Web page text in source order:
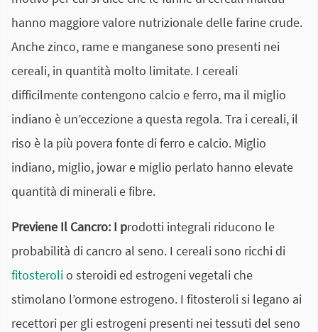
hanno maggiore valore nutrizionale delle farine crude.
Anche zinco, rame e manganese sono presenti nei
cereali, in quantità molto limitate. I cereali
difficilmente contengono calcio e ferro, ma il miglio
indiano è un’eccezione a questa regola. Tra i cereali, il
riso è la più povera fonte di ferro e calcio. Miglio
indiano, miglio, jowar e miglio perlato hanno elevate
quantità di minerali e fibre.
Previene Il Cancro: I prodotti integrali riducono le
probabilità di cancro al seno. I cereali sono ricchi di
fitosterolio steroidi ed estrogeni vegetali che
stimolano l’ormone estrogeno. I fitosteroli si legano ai
recettori per gli estrogeni presenti nei tessuti del seno